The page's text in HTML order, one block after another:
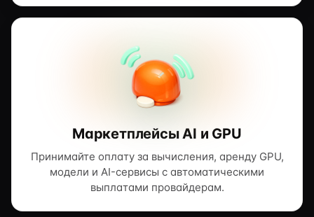
Маркетплейсы AI и GPU
Принимайте оплату за вычисления, аренду GPU,
модели и AI-сервисы с автоматическими
выплатами провайдерам.